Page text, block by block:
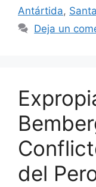
Antártida,
Deja un
del